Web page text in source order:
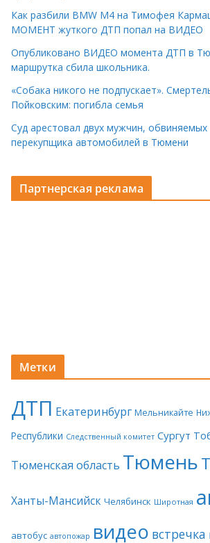
Как разбили BMW M4 на Тимофея
МОМЕНТ жуткого ДТП попал на ВИДЕО
Опубликовано ВИДЕО момента ДТП в
маршрутка сбила школьника.
«Собака никого не подпускает».
Пойковским: погибла семья
Суд арестовал двух мужчин, обвиняемых
перекупщика автомобилей в Тюмени
Партнерская реклама
Метки
ДТП Екатеринбург Мельникайте
Республики Следственный комитет Сургут
Тюменская область Тюмень
Ханты-Мансийск Челябинск Широтная
автобус автопожар видео встречка